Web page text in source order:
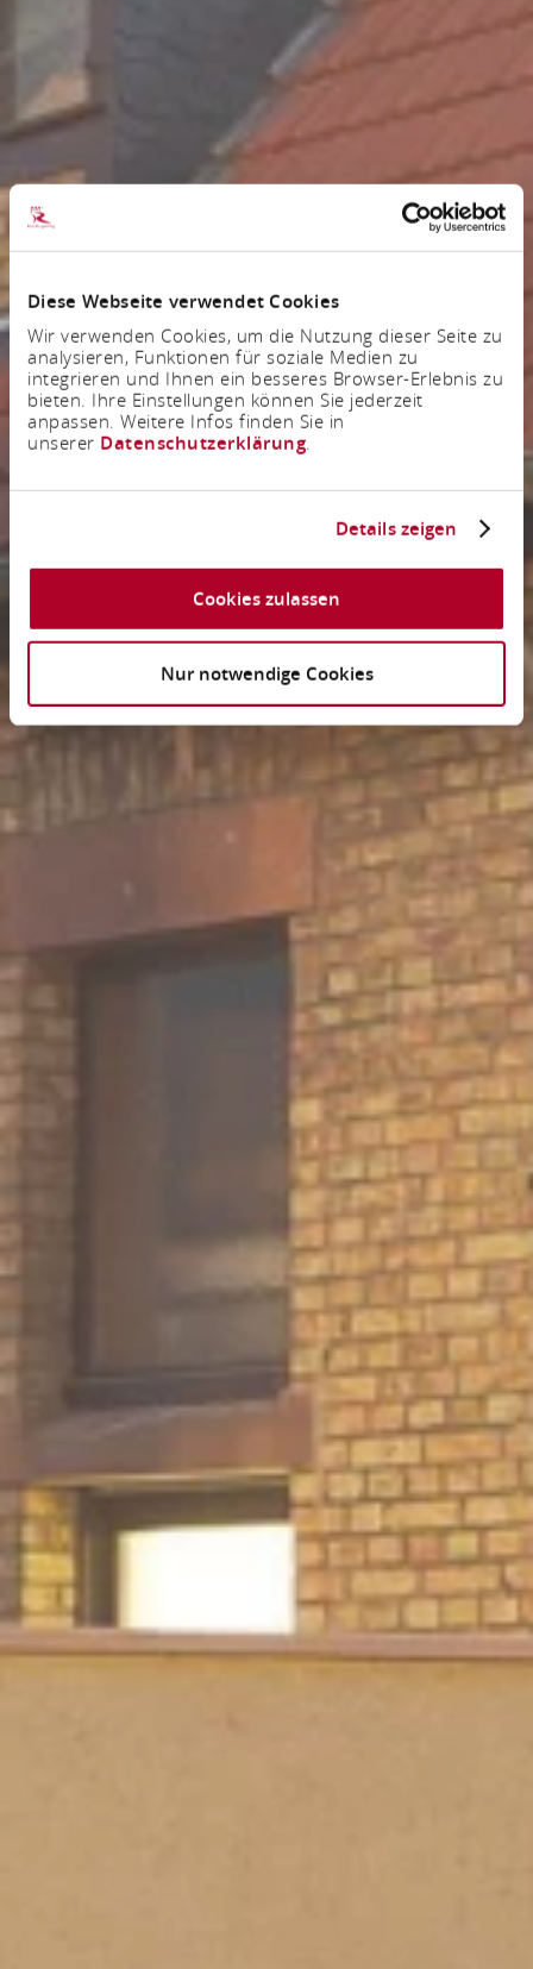
Diese Webseite verwendet Cookies
Wir verwenden Cookies, um die Nutzung dieser Seite zu
analysieren, Funktionen für soziale Medien zu
integrieren und Ihnen ein besseres Browser-Erlebnis zu
bieten. Ihre Einstellungen können Sie jederzeit
anpassen. Weitere Infos finden Sie in
unserer Datenschutzerklärung.
Details zeigen
Cookies zulassen
Nur notwendige Cookies